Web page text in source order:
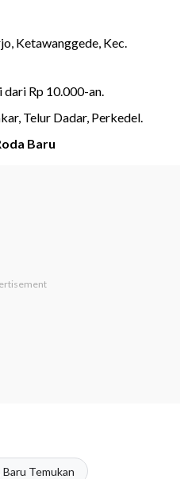
Ketawanggede, Kec.
Rp 10.000-an.
Telur Dadar, Perkedel.
Baru
Temukan